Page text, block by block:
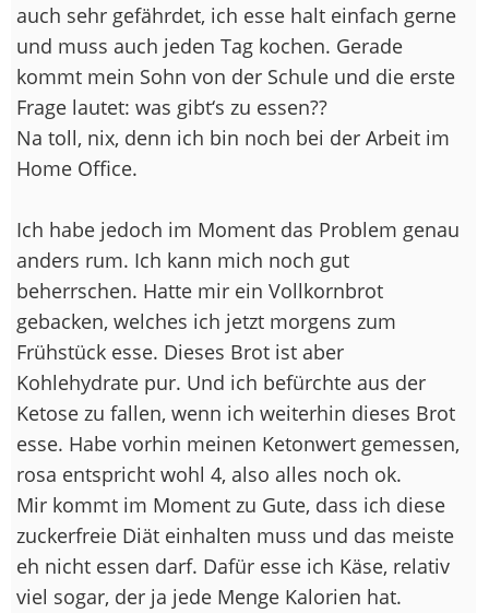
auch sehr gefährdet, ich esse halt einfach gerne
und muss auch jeden Tag kochen. Gerade
kommt mein Sohn von der Schule und die erste
Frage lautet: was gibt‘s zu essen??
Na toll, nix, denn ich bin noch bei der Arbeit im
Home Office.
Ich habe jedoch im Moment das Problem genau
anders rum. Ich kann mich noch gut
beherrschen. Hatte mir ein Vollkornbrot
gebacken, welches ich jetzt morgens zum
Frühstück esse. Dieses Brot ist aber
Kohlehydrate pur. Und ich befürchte aus der
Ketose zu fallen, wenn ich weiterhin dieses Brot
esse. Habe vorhin meinen Ketonwert gemessen,
rosa entspricht wohl 4, also alles noch ok.
Mir kommt im Moment zu Gute, dass ich diese
zuckerfreie Diät einhalten muss und das meiste
eh nicht essen darf. Dafür esse ich Käse, relativ
viel sogar, der ja jede Menge Kalorien hat.